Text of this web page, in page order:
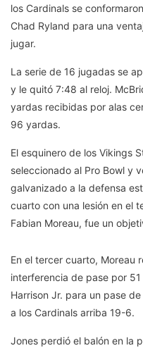
los Cardinals se
Chad Ryland para una
jugar.
La serie de 16 jugadas se
y le quitó 7:48 al reloj.
yardas recibidas por alas
96 ​​yardas.
El esquinero de los Vikings
seleccionado al Pro Bowl y
galvanizado a la defensa
cuarto con una lesión en el
Fabian Moreau, fue un
En el tercer cuarto, Moreau
interferencia de pase por
Harrison Jr. para un pase
a los Cardinals arriba 19-6.
Jones perdió el balón en la